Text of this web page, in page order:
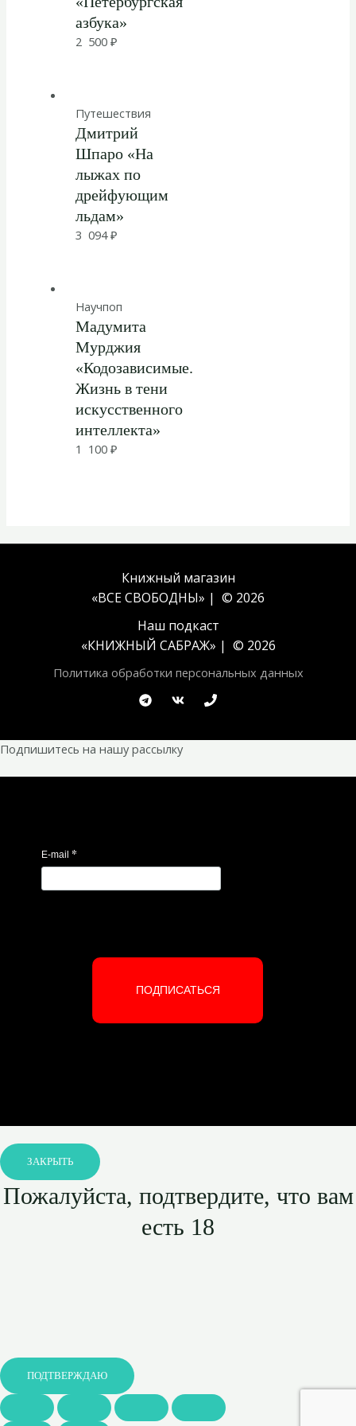
азбука»
2 500₽
Путешествия
Дмитрий
Шпаро «На
лыжах по
дрейфующим
льдам»
3 094₽
Научпоп
Мадумита
Мурджия
«Кодозависимые.
Жизнь в тени
искусственного
интеллекта»
1 100₽
Книжный магазин
«ВСЕ СВОБОДНЫ» | © 2026
Наш подкаст
«КНИЖНЫЙ САБРАЖ» | © 2026
Политика обработки персональных данных
Подпишитесь на нашу рассылку
E-mail *
ПОДПИСАТЬСЯ
ЗАКРЫТЬ
Пожалуйста, подтвердите, что вам
есть 18
ПОДТВЕРЖДАЮ